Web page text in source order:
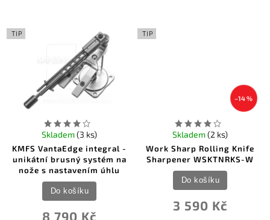
TIP
KMFS VantaEdge integral -
unikátní brusný systém na
nože s nastavením úhlu
Skladem(3 ks)
8 790 Kč
Do košíku
TIP
–14 %
Work Sharp Rolling Knife
Sharpener WSKTNRKS-W
Skladem(2 ks)
3 590 Kč
Do košíku